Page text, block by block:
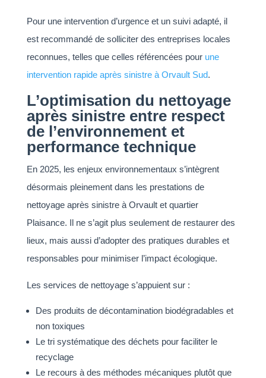
Pour une intervention d’urgence et un suivi adapté, il
est recommandé de solliciter des entreprises locales
reconnues, telles que celles référencées pour une
intervention rapide après sinistre à Orvault Sud.
L’optimisation du nettoyage
après sinistre entre respect
de l’environnement et
performance technique
En 2025, les enjeux environnementaux s’intègrent
désormais pleinement dans les prestations de
nettoyage après sinistre à Orvault et quartier
Plaisance. Il ne s’agit plus seulement de restaurer des
lieux, mais aussi d’adopter des pratiques durables et
responsables pour minimiser l’impact écologique.
Les services de nettoyage s’appuient sur :
Des produits de décontamination biodégradables et
non toxiques
Le tri systématique des déchets pour faciliter le
recyclage
Le recours à des méthodes mécaniques plutôt que